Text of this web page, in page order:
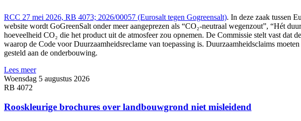
RCC 27 mei 2026, RB 4073; 2026/00057 (Eurosalt tegen Gogreensalt). In deze zaak tussen
website wordt GoGreenSalt onder meer aangeprezen als “CO₂-neutraal wegenzout”, “Hét
hoeveelheid CO₂ die het product uit de atmosfeer zou opnemen. De Commissie stelt vast
waarop de Code voor Duurzaamheidsreclame van toepassing is. Duurzaamheidsclaims
gesteld aan de onderbouwing.
Lees meer
Woensdag 5 augustus 2026
RB 4072
Rooskleurige brochures over landbouwgrond niet misleidend